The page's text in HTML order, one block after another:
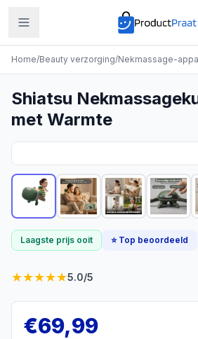
Home/Beauty verzorging/Nekmassage-
Shiatsu
met Warmte
Laagste prijs ooit ⭐ Top beoordeeld
★★★★★5.0/5
€69,99